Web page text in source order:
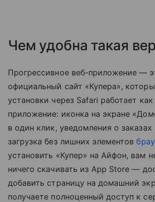
Чем удобна такая
Прогрессивное веб-приложение —
официальный сайт «Купера»,
установки через Safari работает
приложение: иконка на экране
в один клик, уведомления о
загрузка без лишних элементов
установить «Купер» на Айфон, вам
ничего скачивать из App Store —
добавить страницу на домашний
получаете полноценный доступ к